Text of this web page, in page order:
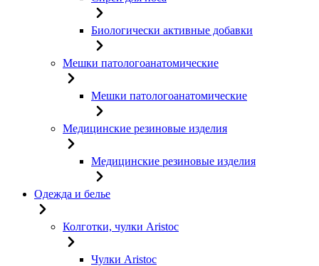
Биологически активные добавки
Мешки патологоанатомические
Мешки патологоанатомические
Медицинские резиновые изделия
Медицинские резиновые изделия
Одежда и белье
Колготки, чулки Aristoc
Чулки Aristoc